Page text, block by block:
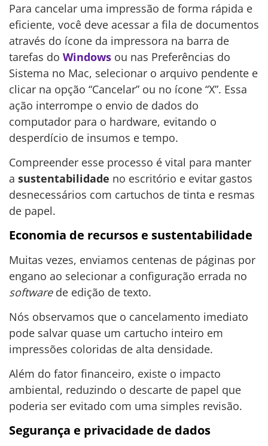
Para cancelar uma impressão de forma rápida e
eficiente, você deve acessar a fila de documentos
através do ícone da impressora na barra de
tarefas do Windows ou nas Preferências do
Sistema no Mac, selecionar o arquivo pendente e
clicar na opção “Cancelar” ou no ícone “X”. Essa
ação interrompe o envio de dados do
computador para o hardware, evitando o
desperdício de insumos e tempo.
Compreender esse processo é vital para manter
a sustentabilidade no escritório e evitar gastos
desnecessários com cartuchos de tinta e resmas
de papel.
Economia de recursos e sustentabilidade
Muitas vezes, enviamos centenas de páginas por
engano ao selecionar a configuração errada no
softwarede edição de texto.
Nós observamos que o cancelamento imediato
pode salvar quase um cartucho inteiro em
impressões coloridas de alta densidade.
Além do fator financeiro, existe o impacto
ambiental, reduzindo o descarte de papel que
poderia ser evitado com uma simples revisão.
Segurança e privacidade de dados